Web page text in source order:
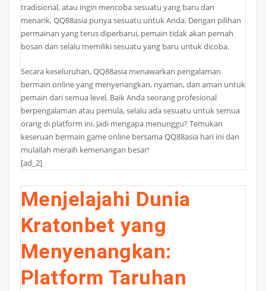
tradisional, atau ingin mencoba sesuatu yang baru dan
menarik, QQ88asia punya sesuatu untuk Anda. Dengan pilihan
permainan yang terus diperbarui, pemain tidak akan pernah
bosan dan selalu memiliki sesuatu yang baru untuk dicoba.
Secara keseluruhan, QQ88asia menawarkan pengalaman
bermain online yang menyenangkan, nyaman, dan aman untuk
pemain dari semua level. Baik Anda seorang profesional
berpengalaman atau pemula, selalu ada sesuatu untuk semua
orang di platform ini. Jadi mengapa menunggu? Temukan
keseruan bermain game online bersama QQ88asia hari ini dan
mulailah meraih kemenangan besar!
[ad_2]
Menjelajahi Dunia
Kratonbet yang
Menyenangkan:
Platform Taruhan